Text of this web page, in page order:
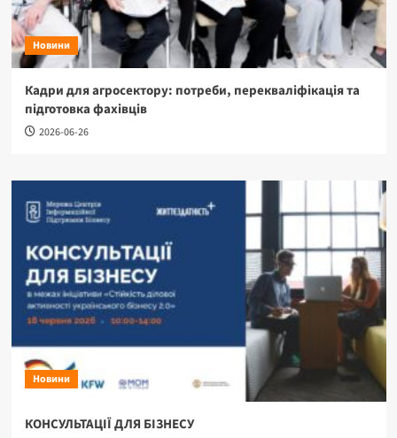
Новини
Кадри для агросектору: потреби, перекваліфікація та
підготовка фахівців
2026-06-26
Новини
КОНСУЛЬТАЦІЇ ДЛЯ БІЗНЕСУ